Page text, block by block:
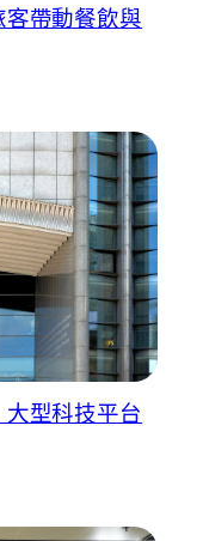
帶動餐飲與
型科技平台